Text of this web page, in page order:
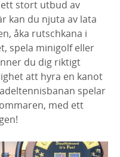
stort utbud av
kan du njuta av lata
åka rutschkana i
spela minigolf eller
du dig riktigt
att hyra en kanot
spelar
med ett